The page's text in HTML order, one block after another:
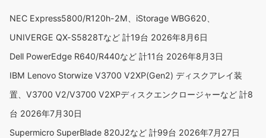
NEC Express5800/R120h-2M、iStorage WBG620、
UNIVERGE QX-S5828Tなど 計19台 2026年8月6日
Dell PowerEdge R640/R440など 計11台 2026年8月3日
IBM Lenovo Storwize V3700 V2XP(Gen2) ディスクアレイ装
置、V3700 V2/V3700 V2XPディスクエンクロージャーなど 計8
台 2026年7月30日
Supermicro SuperBlade 820J2など 計99台 2026年7月27日